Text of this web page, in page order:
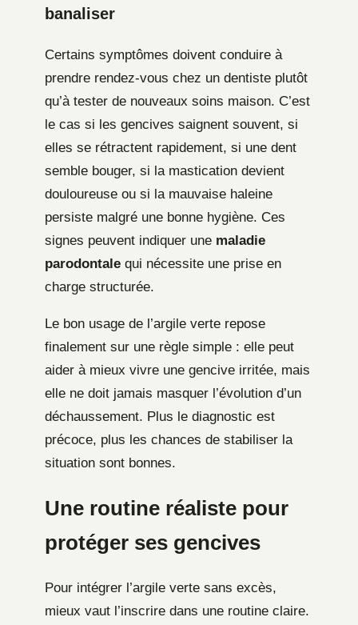
banaliser
Certains symptômes doivent conduire à
prendre rendez-vous chez un dentiste plutôt
qu’à tester de nouveaux soins maison. C’est
le cas si les gencives saignent souvent, si
elles se rétractent rapidement, si une dent
semble bouger, si la mastication devient
douloureuse ou si la mauvaise haleine
persiste malgré une bonne hygiène. Ces
signes peuvent indiquer une maladie
parodontale qui nécessite une prise en
charge structurée.
Le bon usage de l’argile verte repose
finalement sur une règle simple : elle peut
aider à mieux vivre une gencive irritée, mais
elle ne doit jamais masquer l’évolution d’un
déchaussement. Plus le diagnostic est
précoce, plus les chances de stabiliser la
situation sont bonnes.
Une routine réaliste pour
protéger ses gencives
Pour intégrer l’argile verte sans excès,
mieux vaut l’inscrire dans une routine claire.